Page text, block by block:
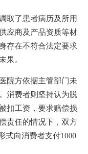
了患者病历及所用
应商及产品资质等材
存在不符合法定要求
果。
方依据主管部门未
消费者则坚持认为脱
扣工资，要求赔偿损
责任的情况下，双方
式向消费者支付1000